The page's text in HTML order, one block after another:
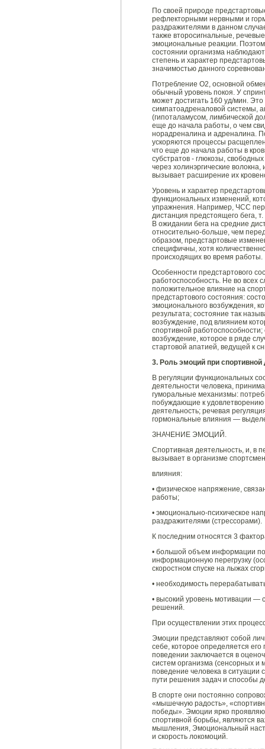
По своей природе
рефлекторными нервными и
раздражителями в данном
также второсигнальные,
эмоциональные реакции.
состоянии организма
степень и характер
значимостью данного
Потребление О2, основной
обычный уровень покоя. У
может достигать 160 уд/мин.
симпатоадреналовой системы,
(гипоталамусом, лимбической
еще до начала работы, о чем
норадреналина и адреналина.
ускоряются процессы
что еще до начала работы в
субстратов - глюкозы,
через холинэргические
вызывает расширение их
Уровень и характер
функциональных изменений,
упражнения. Например, ЧСС
дистанция предстоящего бега,
В ожидании бега на средние
относительно-больше, чем
образом, предстартовые
специфичны, хотя
происходящих во время работы.
Особенности предстартового
работоспособность. Не во всех
положительное влияние на
предстартового состояния:
эмоционального возбуждения,
результата; состояние так
возбуждение, под влиянием
спортивной
возбуждение, которое в ряде
стартовой апатией, ведущей к
3. Роль эмоций при спортивной
В регуляции функциональных
деятельности человека,
гуморальные механизмы:
побуждающие к
деятельность; речевая
гормональные влияния —
ЗНАЧЕНИЕ ЭМОЦИЙ.
Спортивная деятельность, и, в
вызывает в организме
влияния:
• физическое напряжение,
работы;
• эмоционально-психическое
раздражителями (стрессорами).
К последним относятся 3
• большой объем информации
информационную перегрузку
скоростном спуске на лыжах
• необходимость
• высокий уровень мотивации
решений.
При осуществлении этих
Эмоции представляют собой
себе, которое определяется
поведении заключается в
систем организма (сенсорных
поведение человека в
пути решения задач и способы
В спорте они постоянно
«мышечную радость»,
победы». Эмоции ярко
спортивной борьбы, являются
мышления, Эмоциональный
и скорость локомоций.